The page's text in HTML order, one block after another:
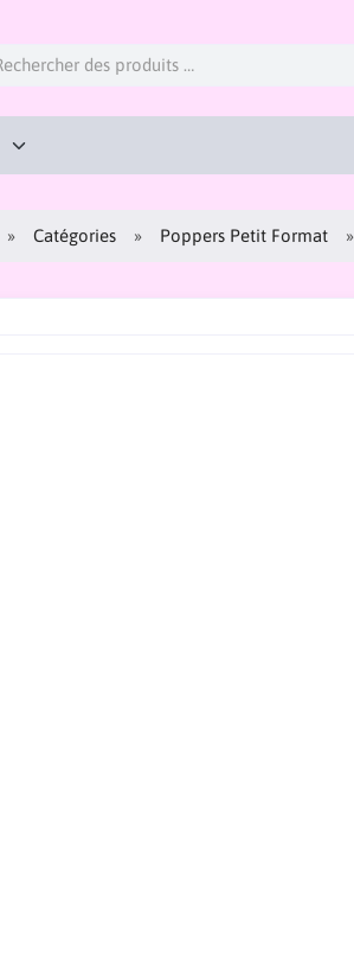
Catégories Poppers Petit Format